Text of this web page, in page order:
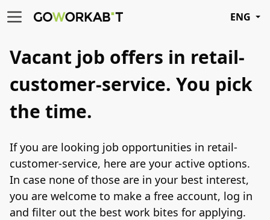
ENG
Vacant job offers in retail-
customer-service. You pick
the time.
If you are looking job opportunities in retail-
customer-service, here are your active options.
In case none of those are in your best interest,
you are welcome to make a free account, log in
and filter out the best work bites for applying.